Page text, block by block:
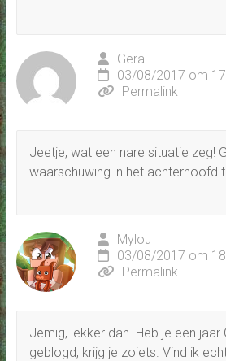
Gera
03/08/2017 om
Permalink
Jeetje, wat een nare situatie zeg!
waarschuwing in het achterhoofd
Mylou
03/08/2017 om
Permalink
Jemig, lekker dan. Heb je een jaar
geblogd, krijg je zoiets. Vind ik